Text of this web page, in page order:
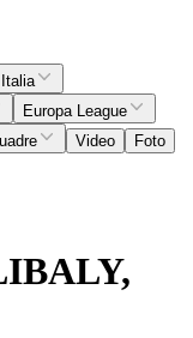
Europa League
Video
Foto